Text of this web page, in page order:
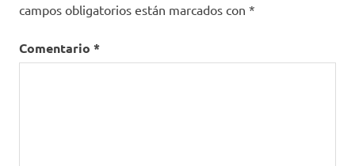
campos obligatorios están marcados con *
Comentario *